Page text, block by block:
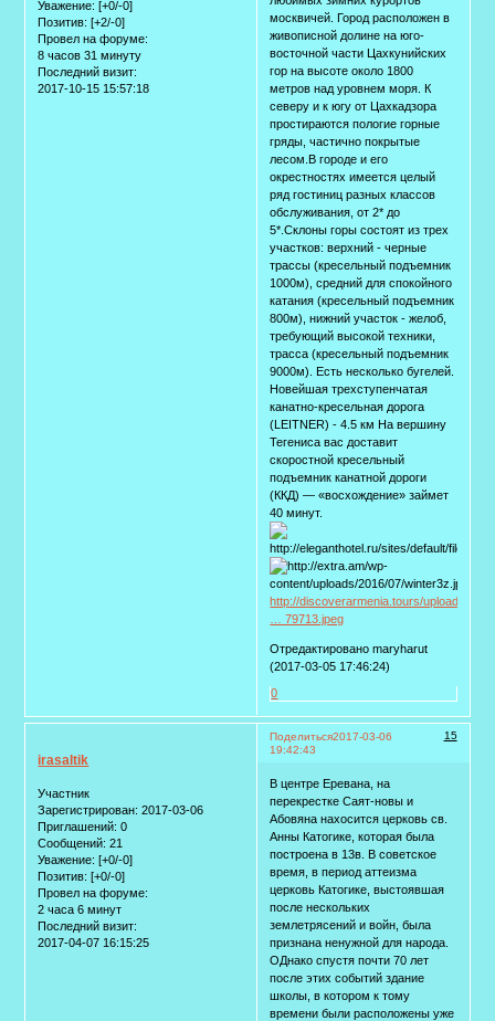
Уважение: [+0/-0]
Позитив: [+2/-0]
Провел на форуме:
8 часов 31 минуту
Последний визит:
2017-10-15 15:57:18
москвичей. Город расположен в
живописной долине на юго-
восточной части Цахкунийских
гор на высоте около 1800
метров над уровнем моря. К
северу и к югу от Цахкадзора
простираются пологие горные
гряды, частично покрытые
лесом.В городе и его
окрестностях имеется целый
ряд гостиниц разных классов
обслуживания, от 2* до
5*.Склоны горы состоят из трех
участков: верхний - черные
трассы (кресельный подъемник
1000м), средний для спокойного
катания (кресельный подъемник
800м), нижний участок - желоб,
требующий высокой техники,
трасса (кресельный подъемник
9000м). Есть несколько бугелей.
Новейшая трехступенчатая
канатно-кресельная дорога
(LEITNER) - 4.5 км На вершину
Тегениса вас доставит
скоростной кресельный
подъемник канатной дороги
(ККД) — «восхождение» займет
40 минут.
http://discoverarmenia.tours/uploads/me
… 79713.jpeg
Отредактировано maryharut
(2017-03-05 17:46:24)
0
Поделиться 15
2017-03-06
19:42:43
irasaltik
Участник
Зарегистрирован: 2017-03-06
Приглашений: 0
Сообщений: 21
Уважение: [+0/-0]
Позитив: [+0/-0]
Провел на форуме:
2 часа 6 минут
Последний визит:
2017-04-07 16:15:25
В центре Еревана, на
перекрестке Саят-новы и
Абовяна нахосится церковь св.
Анны Катогике, которая была
построена в 13в. В советское
время, в период аттеизма
церковь Катогике, выстоявшая
после нескольких
землетрясений и войн, была
признана ненужной для народа.
ОДнако спустя почти 70 лет
после этих событий здание
школы, в котором к тому
времени были расположены уже